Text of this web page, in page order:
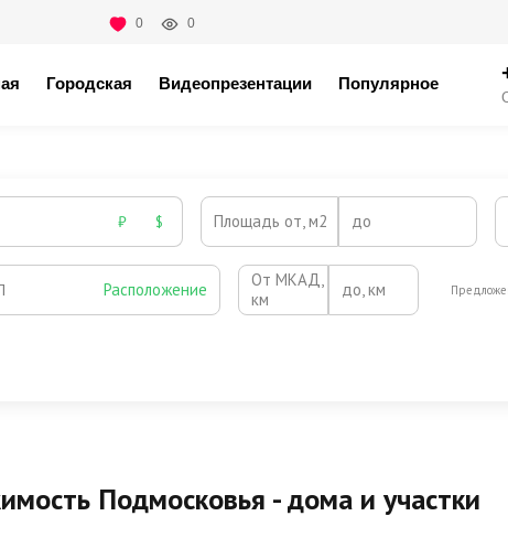
0 0
Городская Видеопрезентации Популярное
₽ $ Площадь от, м2 до
Расположение
От МКАД,
км
до, км
Подмосковья - дома и участки